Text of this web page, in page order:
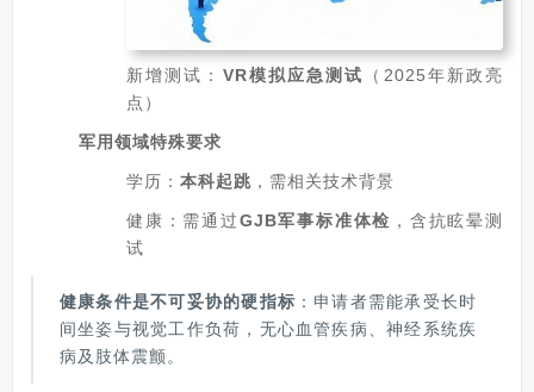
新增测试： VR模拟应急测试
（2025年新政亮
点）
军用领域特殊要求
学历： 本科起跳 ，需相关技术背景
健康：需通过GJB军事标准体检 ，含抗眩晕测
试
健康条件是不可妥协的硬指标 ：申请者需能承受长时
间坐姿与视觉工作负荷，无心血管疾病、神经系统疾
病及肢体震颤。